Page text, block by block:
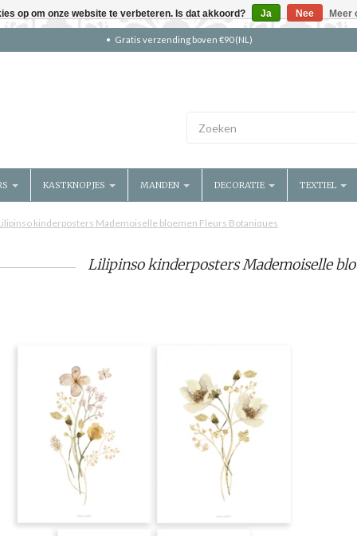
Gratis verzending boven €90 (NL)
KASTKNOPJES MANDEN DECORATIE TEXTIEL
kinderposters Mademoiselle bloemen Fleurs Botaniques
Lilipinso kinderposters Mademoiselle
op om onze website te verbeteren. Is dat akkoord? Ja Nee Meer